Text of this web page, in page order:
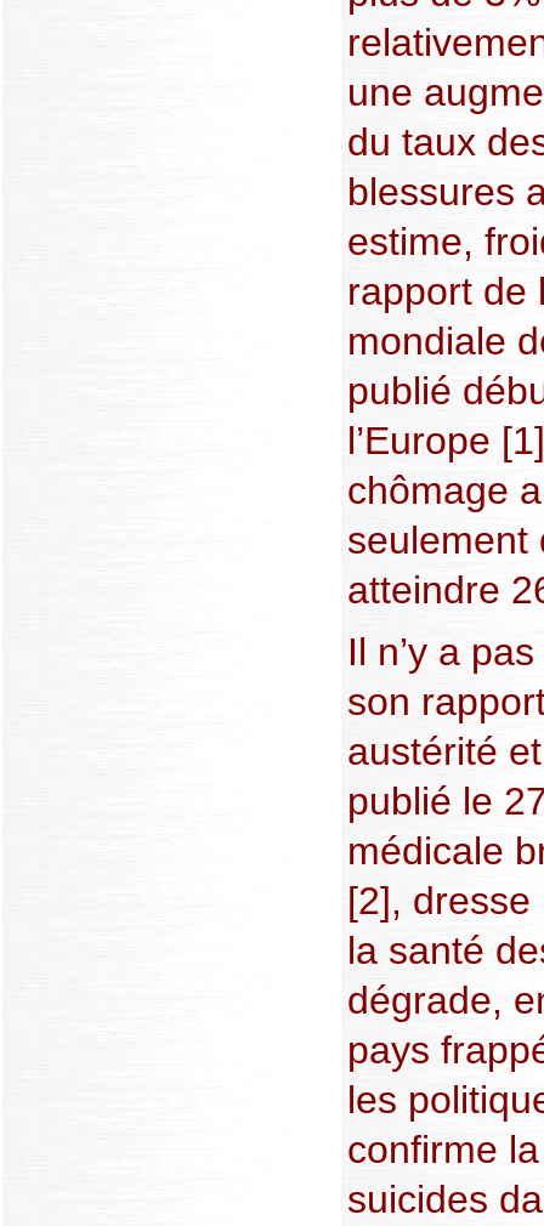
une
du taux
blessures
estime,
rapport de
mondiale
publié
l’Europe
chômage
seulement
atteindre
Il n’y a
son
austérité
publié le
médicale
[2],
la santé
dégrade,
pays
les
confirme
suicides